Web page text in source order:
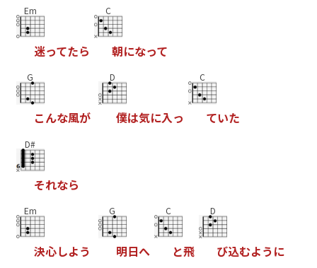
Em
迷ってたら
C
朝になって
G
こんな風が
D
僕は気に入っ
C
ていた
D#
それなら
Em
決心しよう
G
明日へ
C
と飛
D
び込むよう に